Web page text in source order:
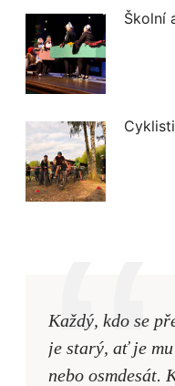
Školní
Každý, kdo se
je starý, ať je
nebo osmdesát.